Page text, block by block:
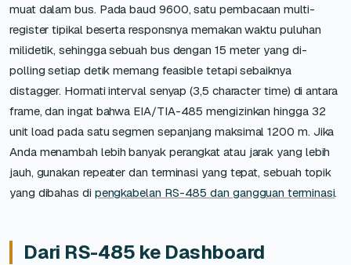
muat dalam bus. Pada baud 9600, satu pembacaan multi-
register tipikal beserta responsnya memakan waktu puluhan
milidetik, sehingga sebuah bus dengan 15 meter yang di-
polling setiap detik memang feasible tetapi sebaiknya
distagger. Hormati interval senyap (3,5 character time) di antara
frame, dan ingat bahwa EIA/TIA-485 mengizinkan hingga 32
unit load pada satu segmen sepanjang maksimal 1200 m. Jika
Anda menambah lebih banyak perangkat atau jarak yang lebih
jauh, gunakan repeater dan terminasi yang tepat, sebuah topik
yang dibahas di pengkabelan RS-485 dan gangguan terminasi.
Dari RS-485 ke Dashboard